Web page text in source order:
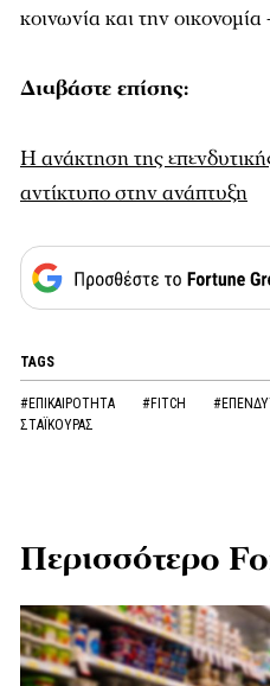
κοινωνία και την οικονομία
Διαβάστε επίσης:
Η ανάκτηση της
αντίκτυπο στην ανάπτυξη
TAGS
#ΕΠΙΚΑΙΡΟΤΗΤΑ #FITCH
ΣΤΑΪΚΟΥΡΑΣ
Περισσότερο